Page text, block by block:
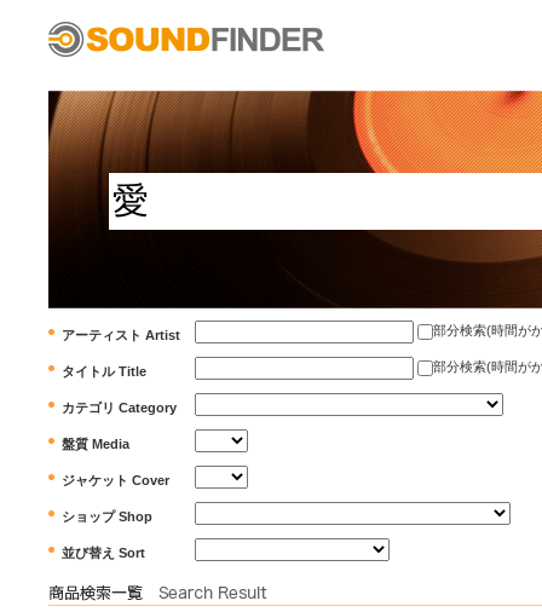
アーティスト Artist 部分検索(時間が
タイトル Title 部分検索(時間が
カテゴリ Category
盤質 Media
ジャケット Cover
ショップ Shop
並び替え Sort